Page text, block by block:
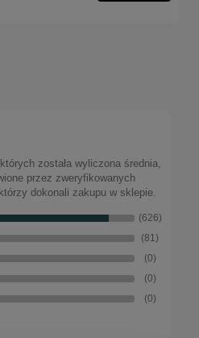
została wyliczona średnia,
przez zweryfikowanych
dokonali zakupu w sklepie.
(626)
(81)
(0)
(0)
(0)